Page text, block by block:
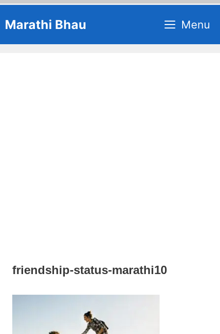
toMarathi Bhau Menu
friendship-status-marathi10